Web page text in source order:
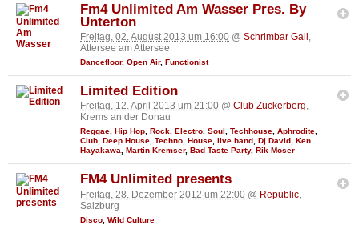
Fm4 Unlimited Am Wasser Pres. By
Unterton
Freitag, 02. August 2013 um 16:00 @ Schrimbar Gall ,
Attersee am Attersee
Dancefloor, Open Air, Functionist
Limited Edition
Freitag, 12. April 2013 um 21:00 @ Club Zuckerberg,
Krems an der Donau
Reggae, Hip Hop, Rock, Electro, Soul, Techhouse, Aphrodite,
Club, Deep House, Techno, House, live band, Dj David, Ken
Hayakawa, Martin Kremser, Bad Taste Party, Rik Moser
FM4 Unlimited presents
Freitag, 28. Dezember 2012 um 22:00 @ Republic
Salzburg
Disco Wild Culture